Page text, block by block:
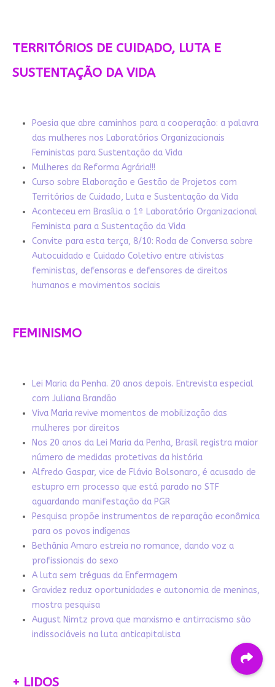
TERRITÓRIOS DE CUIDADO, LUTA E
SUSTENTAÇÃO DA VIDA
Poesia que abre caminhos para a cooperação: a palavra
das mulheres nos Laboratórios Organizacionais
Feministas para Sustentação da Vida
Mulheres da Reforma Agrária!!!
Curso sobre Elaboração e Gestão de Projetos com
Territórios de Cuidado, Luta e Sustentação da Vida
Aconteceu em Brasília o 1º Laboratório Organizacional
Feminista para a Sustentação da Vida
Convite para esta terça, 8/10: Roda de Conversa sobre
Autocuidado e Cuidado Coletivo entre ativistas
feministas, defensoras e defensores de direitos
humanos e movimentos sociais
FEMINISMO
Lei Maria da Penha. 20 anos depois. Entrevista especial
com Juliana Brandão
Viva Maria revive momentos de mobilização das
mulheres por direitos
Nos 20 anos da Lei Maria da Penha, Brasil registra maior
número de medidas protetivas da história
Alfredo Gaspar, vice de Flávio Bolsonaro, é acusado de
estupro em processo que está parado no STF
aguardando manifestação da PGR
Pesquisa propõe instrumentos de reparação econômica
para os povos indígenas
Bethânia Amaro estreia no romance, dando voz a
profissionais do sexo
A luta sem tréguas da Enfermagem
Gravidez reduz oportunidades e autonomia de meninas,
mostra pesquisa
August Nimtz prova que marxismo e antirracismo são
indissociáveis na luta anticapitalista
+ LIDOS